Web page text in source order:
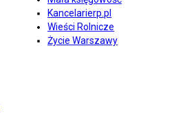
Kancelarierp.pl
Wieści Rolnicze
Życie Warszawy